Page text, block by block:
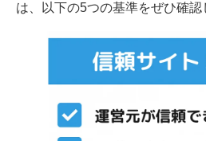
は、以下の5つの基準をぜひ確認